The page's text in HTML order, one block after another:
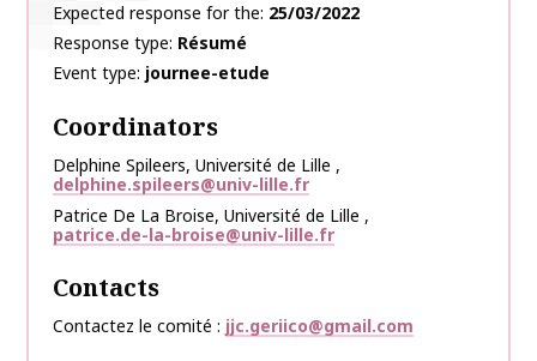
Expected response for the 25/03/2022
Response type Résumé
Event type journee-etude
Coordinators
Delphine Spileers, Université de Lille ,
delphine.spileers@univ-lille.fr
Patrice De La Broise, Université de Lille ,
patrice.de-la-broise@univ-lille.fr
Contacts
Contactez le comité jjc.geriico@gmail.com